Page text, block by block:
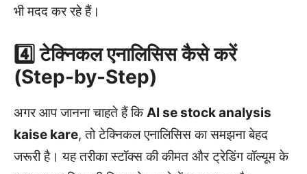
भी मदद कर रहे हैं।
4️⃣ टेक्निकल एनालिसिस कैसे करें
(Step-by-Step)
अगर आप जानना चाहते हैं किAI se stock analysis
kaise kare, तो टेक्निकल एनालिसिस का समझना बेहद
जरूरी है। यह तरीका स्टॉक्स की कीमत और ट्रेडिंग वॉल्यूम के